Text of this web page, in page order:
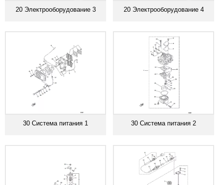
20 Электрооборудование 3 20 Электрооборудование 4
30 Система питания 1 30 Система питания 2